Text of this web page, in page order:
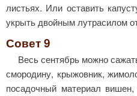
листьях. Или оставить
укрыть двойным лутрасилом
Совет 9
Весь сентябрь можно
смородину, крыжовник,
посадочный материал